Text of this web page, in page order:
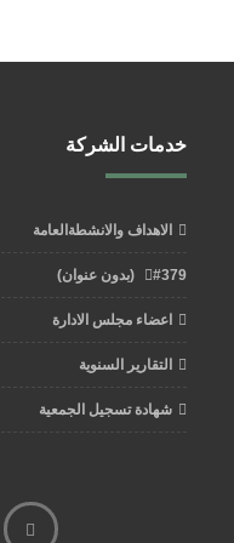
خدمات الشركة
الاهداف والانشطةالعامة
#379 (بدون عنوان)
اعضاء مجلس الادارة
التقارير السنوية
شهادة تسجيل الجمعية